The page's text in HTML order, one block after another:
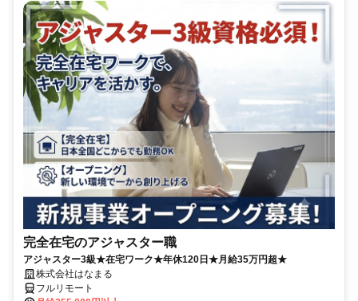
完全在宅のアジャスター職
アジャスター3級★在宅ワーク★年休120日★月給35万円超★
株式会社はなまる
フルリモート